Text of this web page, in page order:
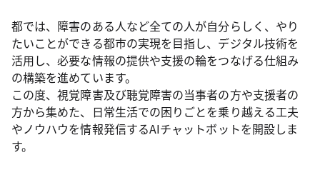
都では、障害のある人など全ての人が自分らしく、やり
たいことができる都市の実現を目指し、デジタル技術を
活用し、必要な情報の提供や支援の輪をつなげる仕組み
の構築を進めています。
この度、視覚障害及び聴覚障害の当事者の方や支援者の
方から集めた、日常生活での困りごとを乗り越える工夫
やノウハウを情報発信するAIチャットボットを開設しま
す。